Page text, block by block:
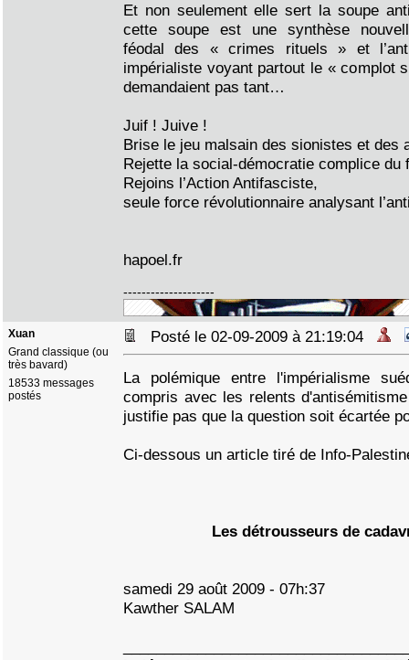
Et non seulement elle sert la soupe
cette soupe est une synthèse
féodal des « crimes rituels » et
impérialiste voyant partout le « complot
demandaient pas tant…
Juif ! Juive !
Brise le jeu malsain des sionistes et des
Rejette la social-démocratie complice du
Rejoins l’Action Antifasciste,
seule force révolutionnaire analysant
hapoel.fr
--------------------
Xuan
Grand classique (ou
très bavard)
18533 messages
postés
Posté le 02-09-2009 à 21:19:04
La polémique entre l'impérialisme
compris avec les relents
justifie pas que la question soit écartée
Ci-dessous un article tiré de Info-
Les détrousseurs de
samedi 29 août 2009 - 07h:37
Kawther SALAM